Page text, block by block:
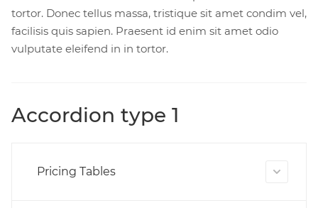
tortor. Donec tellus massa, tristique sit amet condim vel,
facilisis quis sapien. Praesent id enim sit amet odio
vulputate eleifend in in tortor.
Accordion type 1
Pricing Tables